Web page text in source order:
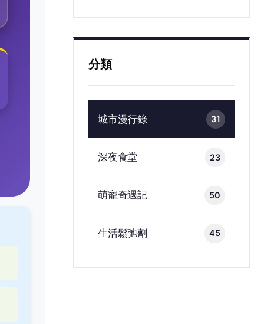
分類
城市漫行錄 31
深夜食堂 23
萌寵奇遇記 50
生活鬆弛劑 45